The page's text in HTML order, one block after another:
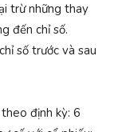
trừ những thay
đến chỉ số.
số trước và sau
định kỳ: 6